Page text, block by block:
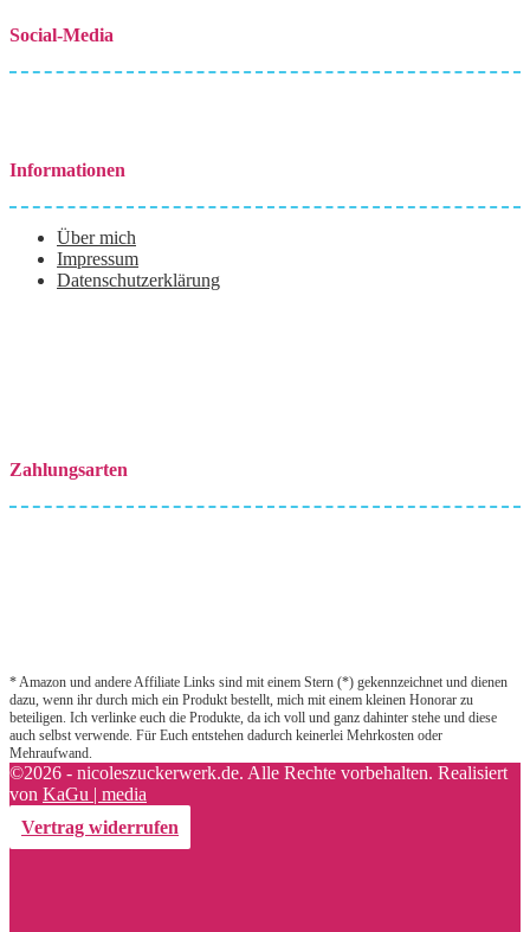
Social-Media
Informationen
Über mich
Impressum
Datenschutzerklärung
Zahlungsarten
* Amazon und andere Affiliate Links sind mit einem Stern (*) gekennzeichnet und dienen
dazu, wenn ihr durch mich ein Produkt bestellt, mich mit einem kleinen Honorar zu
beteiligen. Ich verlinke euch die Produkte, da ich voll und ganz dahinter stehe und diese
auch selbst verwende. Für Euch entstehen dadurch keinerlei Mehrkosten oder
Mehraufwand.
©2026 - nicoleszuckerwerk.de. Alle Rechte vorbehalten. Realisiert
von KaGu | media
Vertrag widerrufen